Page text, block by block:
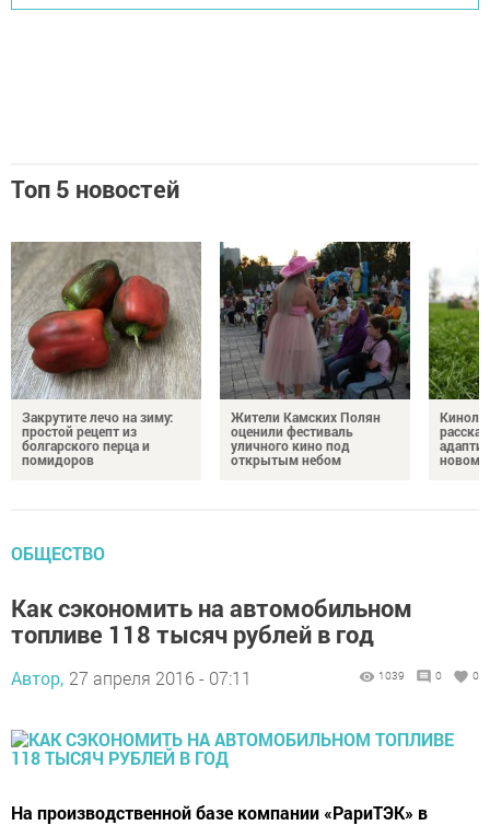
Топ 5 новостей
Закрутите лечо на зиму:
простой рецепт из
болгарского перца и
помидоров
Жители Камских Полян
оценили фестиваль
уличного кино под
открытым небом
ОБЩЕСТВО
Как сэкономить на автомобильном
топливе 118 тысяч рублей в год
Автор, 27 апреля 2016 - 07:11 1039 0 0
На производственной базе компании «РариТЭК» в